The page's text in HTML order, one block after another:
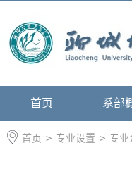
首页 系部
首页 > 专业设置 > 专业